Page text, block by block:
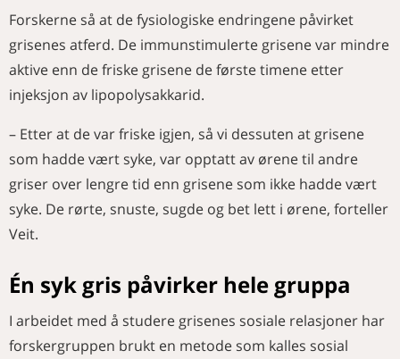
Forskerne så at de fysiologiske endringene påvirket
grisenes atferd. De immunstimulerte grisene var mindre
aktive enn de friske grisene de første timene etter
injeksjon av lipopolysakkarid.
– Etter at de var friske igjen, så vi dessuten at grisene
som hadde vært syke, var opptatt av ørene til andre
griser over lengre tid enn grisene som ikke hadde vært
syke. De rørte, snuste, sugde og bet lett i ørene, forteller
Veit.
Én syk gris påvirker hele gruppa
I arbeidet med å studere grisenes sosiale relasjoner har
forskergruppen brukt en metode som kalles sosial